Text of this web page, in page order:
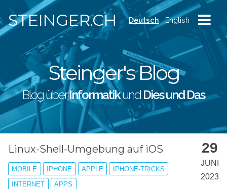
STEINGER.CH Deutsch English
Steinger's Blog
Blog überInformatikundDies und Das
29
JUNI
2023
Linux-Shell-Umgebung auf iOS
MOBILE IPHONE APPLE IPHONE-TRICKS
INTERNET APPS